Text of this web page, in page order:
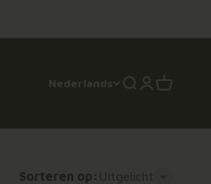
Nederlands ZoekenInloggen
Sorteren op: Uitgelicht